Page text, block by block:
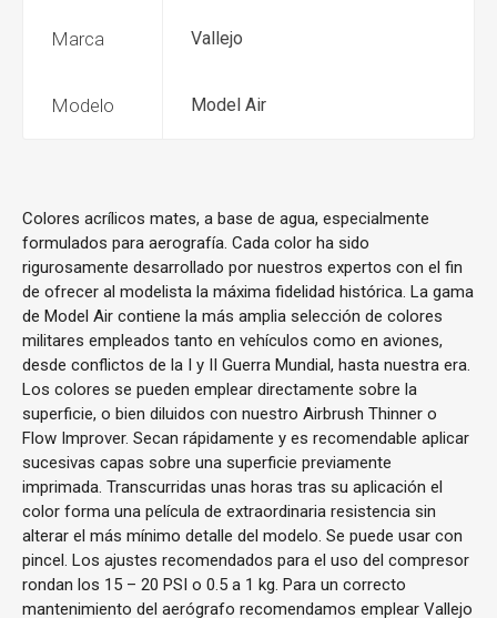
Marca Vallejo
Modelo Model Air
Colores acrílicos mates, a base de agua, especialmente
formulados para aerografía. Cada color ha sido
rigurosamente desarrollado por nuestros expertos con el fin
de ofrecer al modelista la máxima fidelidad histórica. La gama
de Model Air contiene la más amplia selección de colores
militares empleados tanto en vehículos como en aviones,
desde conflictos de la I y II Guerra Mundial, hasta nuestra era.
Los colores se pueden emplear directamente sobre la
superficie, o bien diluidos con nuestro Airbrush Thinner o
Flow Improver. Secan rápidamente y es recomendable aplicar
sucesivas capas sobre una superficie previamente
imprimada. Transcurridas unas horas tras su aplicación el
color forma una película de extraordinaria resistencia sin
alterar el más mínimo detalle del modelo. Se puede usar con
pincel. Los ajustes recomendados para el uso del compresor
rondan los 15 – 20 PSI o 0.5 a 1 kg. Para un correcto
mantenimiento del aerógrafo recomendamos emplear Vallejo